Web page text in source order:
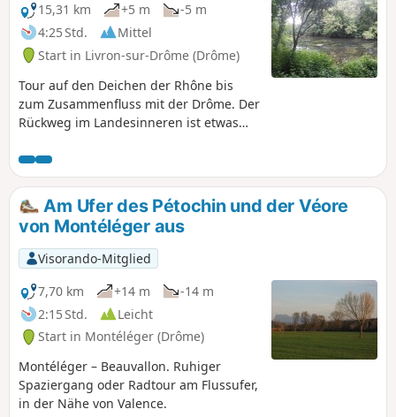
15,31 km
+5 m
-5 m
4:25 Std.
Mittel
Start in Livron-sur-Drôme (Drôme)
Tour auf den Deichen der Rhône bis
zum Zusammenfluss mit der Drôme. Der
Rückweg im Landesinneren ist etwas
Am Ufer des Pétochin und der Véore
von Montéléger aus
Visorando-Mitglied
7,70 km
+14 m
-14 m
2:15 Std.
Leicht
Start in Montéléger (Drôme)
Montéléger – Beauvallon. Ruhiger
Spaziergang oder Radtour am Flussufer,
in der Nähe von Valence.